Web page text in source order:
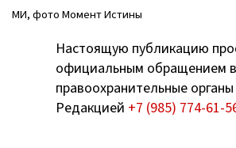
МИ, фото Момент Истины
Настоящую публикацию
официальным обращением в
правоохранительные
Редакцией +7 (985) 774-61-